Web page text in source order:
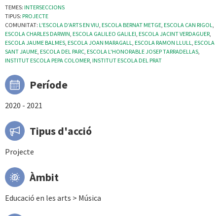
TEMES: INTERSECCIONS
TIPUS: PROJECTE
COMUNITAT: L'ESCOLA D'ARTS EN VIU, ESCOLA BERNAT METGE, ESCOLA CAN RIGOL,
ESCOLA CHARLES DARWIN, ESCOLA GALILEO GALILEI, ESCOLA JACINT VERDAGUER,
ESCOLA JAUME BALMES, ESCOLA JOAN MARAGALL, ESCOLA RAMON LLULL, ESCOLA
SANT JAUME, ESCOLA DEL PARC, ESCOLA L'HONORABLE JOSEP TARRADELLAS,
INSTITUT ESCOLA PEPA COLOMER, INSTITUT ESCOLA DEL PRAT
Període
2020 - 2021
Tipus d'acció
Projecte
Àmbit
Educació en les arts > Música